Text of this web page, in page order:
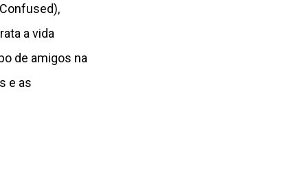
a vida
de amigos na
e as